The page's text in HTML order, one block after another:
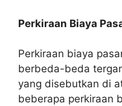
Perkiraan Biaya
Perkiraan biaya
berbeda-beda
yang disebutkan di
beberapa perkiraan